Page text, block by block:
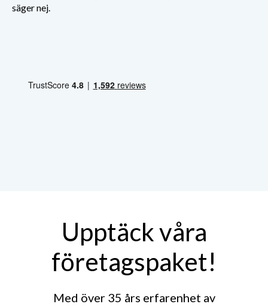
säger nej.
Upptäck våra
företagspaket!
Med över 35 års erfarenhet av